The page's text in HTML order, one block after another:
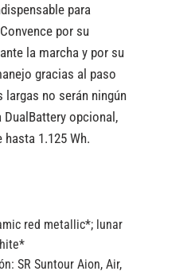
para
por su
la marcha y por su
gracias al paso
largas no serán ningún
opcional,
1.125 Wh.
red metallic*; lunar
SR Suntour Aion, Air,